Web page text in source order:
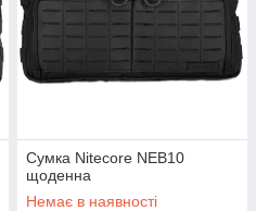
Сумка Nitecore NEB10
щоденна
Немає в наявності